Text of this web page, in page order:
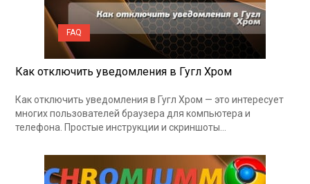
FAQ
Как отключить уведомления в Гугл Хром
Как отключить уведомления в Гугл Хром — это интересует
многих пользователей браузера для компьютера и
телефона. Простые инструкции и скриншоты…